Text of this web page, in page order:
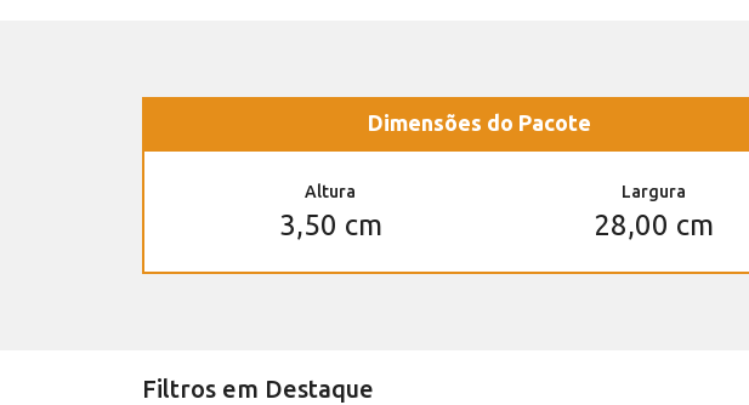
Dimensões do Pacote
Altura
3,50 cm
Largura
28,00 cm
Filtros em Destaque